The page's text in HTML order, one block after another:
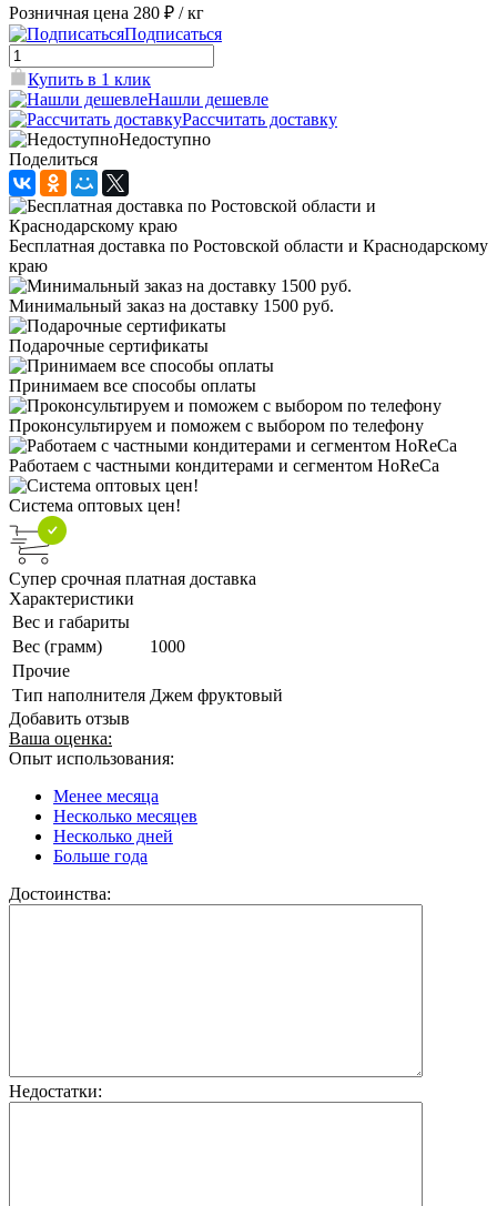
Розничная цена 280 ₽ / кг
Подписаться
Купить в 1 клик
Нашли дешевле
Рассчитать доставку
Недоступно
Поделиться
Бесплатная доставка по Ростовской области и Краснодарскому
краю
Минимальный заказ на доставку 1500 руб.
Подарочные сертификаты
Принимаем все способы оплаты
Проконсультируем и поможем с выбором по телефону
Работаем с частными кондитерами и сегментом HoReCa
Система оптовых цен!
Супер срочная платная доставка
Характеристики
Вес и габариты
Вес (грамм)
1000
Прочие
Тип наполнителя Джем фруктовый
Добавить отзыв
Ваша оценка:
Опыт использования:
Менее месяца
Несколько месяцев
Несколько дней
Больше года
Достоинства:
Недостатки: